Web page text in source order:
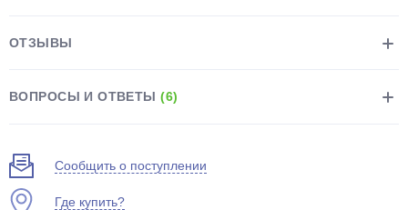
ОТЗЫВЫ
ВОПРОСЫ И ОТВЕТЫ(6)
Сообщить о поступлении
Где купить?